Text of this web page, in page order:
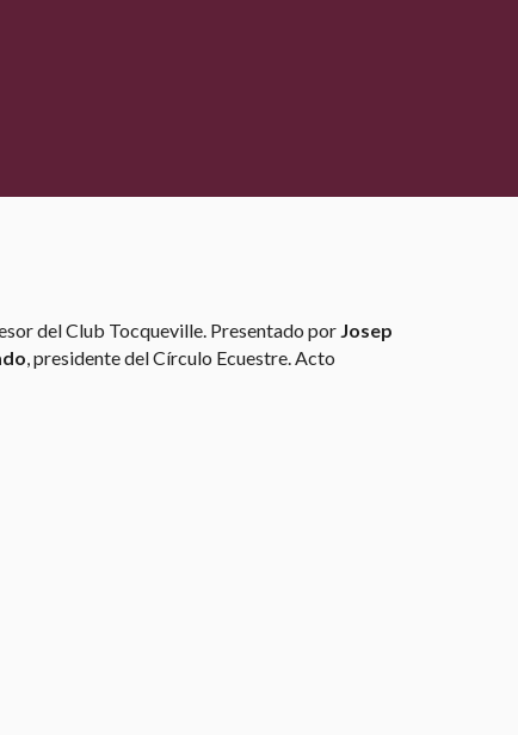
del Club Tocqueville. Presentado por Josep
, presidente del Círculo Ecuestre. Acto